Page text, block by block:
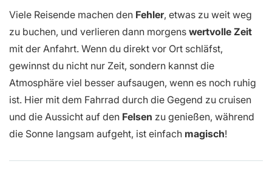
suchen, damit du morgens als Erster am Felsen stehst
und denMenschenmassen
entkommst, die später am
Tag kommen. Die Gegend hier ist einfach klasse zum
Radfahren
oder für kleine Wanderungen durch die
grüne Landschaft. Such dir unbedingt eine Bleibe mit
Pool, denn nach der Hitze bei den Besichtigungen ist der
Sprung ins Wasser genau das Richtige für eine kurze
Abkühlung